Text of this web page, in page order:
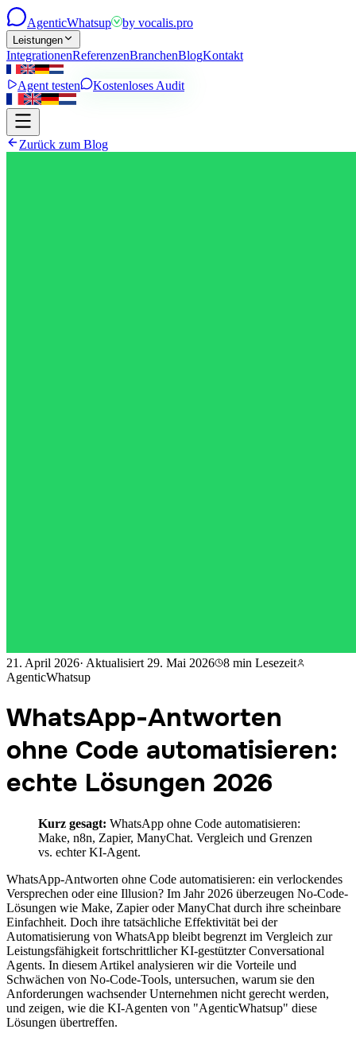
AgenticWhatsup by vocalis.pro
Leistungen
IntegrationenReferenzenBranchenBlogKontakt
Agent testen Kostenloses Audit
Zurück zum Blog
21. April 2026· Aktualisiert 29. Mai 2026 8 min Lesezeit
AgenticWhatsup
WhatsApp-Antworten
ohne Code automatisieren:
echte Lösungen 2026
Kurz gesagt: WhatsApp ohne Code automatisieren:
Make, n8n, Zapier, ManyChat. Vergleich und Grenzen
vs. echter KI-Agent.
WhatsApp-Antworten ohne Code automatisieren: ein verlockendes
Versprechen oder eine Illusion? Im Jahr 2026 überzeugen No-Code-
Lösungen wie Make, Zapier oder ManyChat durch ihre scheinbare
Einfachheit. Doch ihre tatsächliche Effektivität bei der
Automatisierung von WhatsApp bleibt begrenzt im Vergleich zur
Leistungsfähigkeit fortschrittlicher KI-gestützter Conversational
Agents. In diesem Artikel analysieren wir die Vorteile und
Schwächen von No-Code-Tools, untersuchen, warum sie den
Anforderungen wachsender Unternehmen nicht gerecht werden,
und zeigen, wie die KI-Agenten von "AgenticWhatsup" diese
Lösungen übertreffen.